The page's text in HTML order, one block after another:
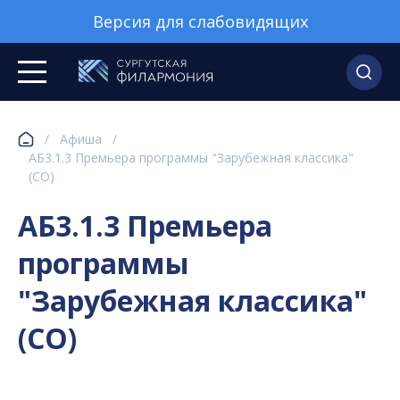
Версия для слабовидящих
/ Афиша
/
АБ3.1.3 Премьера программы "Зарубежная классика"
(СО)
АБ3.1.3 Премьера
программы
"Зарубежная классика"
(СО)